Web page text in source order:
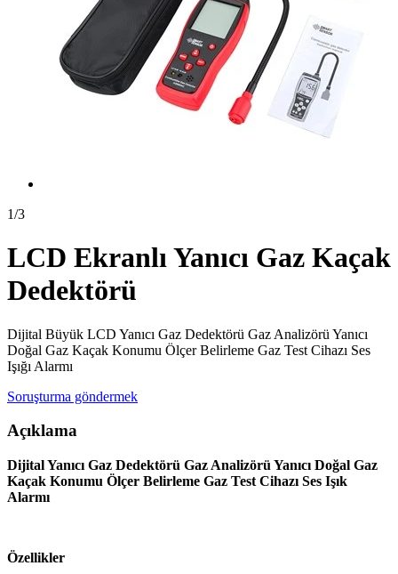
1/3
LCD Ekranlı Yanıcı Gaz Kaçak
Dedektörü
Dijital Büyük LCD Yanıcı Gaz Dedektörü Gaz Analizörü Yanıcı
Doğal Gaz Kaçak Konumu Ölçer Belirleme Gaz Test Cihazı Ses
Işığı Alarmı
Soruşturma göndermek
Açıklama
Dijital Yanıcı Gaz Dedektörü Gaz Analizörü Yanıcı Doğal Gaz
Kaçak Konumu Ölçer Belirleme Gaz Test Cihazı Ses Işık
Alarmı
Özellikler